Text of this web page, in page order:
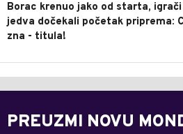
Borac krenuo jako od starta, igrači
jedva dočekali početak priprema:
zna - titula!
PREUZMI NOVU